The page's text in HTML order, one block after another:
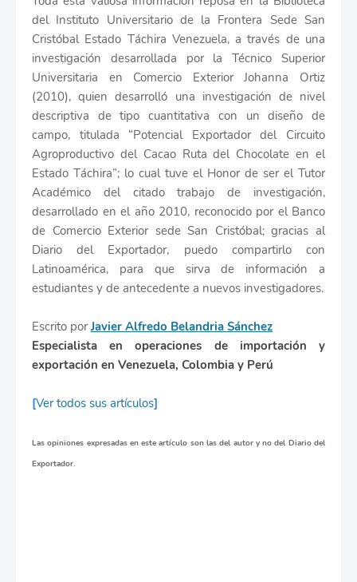
del Instituto Universitario de la Frontera Sede San
Cristóbal Estado Táchira Venezuela, a través de una
investigación desarrollada por la Técnico Superior
Universitaria en Comercio Exterior Johanna Ortiz
(2010), quien desarrolló una investigación de nivel
descriptiva de tipo cuantitativa con un diseño de
campo, titulada “Potencial Exportador del Circuito
Agroproductivo del Cacao Ruta del Chocolate en el
Estado Táchira”; lo cual tuve el Honor de ser el Tutor
Académico del citado trabajo de investigación,
desarrollado en el año 2010, reconocido por el Banco
de Comercio Exterior sede San Cristóbal; gracias al
Diario del Exportador, puedo compartirlo con
Latinoamérica, para que sirva de información a
estudiantes y de antecedente a nuevos investigadores.
Escrito porJavier Alfredo Belandria Sánchez
Especialista en operaciones de importación y
exportación en Venezuela, Colombia y Perú
[Ver todos sus artículos]
Las opiniones expresadas en este artículo son las del autor y no del Diario del
Exportador.